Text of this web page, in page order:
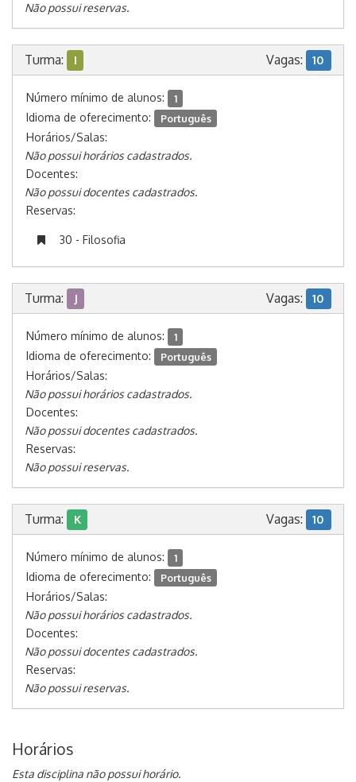
Não possui reservas.
Turma: I Vagas: 10
Número mínimo de alunos: 1
Idioma de oferecimento: Português
Horários/Salas:
Não possui horários cadastrados.
Docentes:
Não possui docentes cadastrados.
Reservas:
30 - Filosofia
Turma: J Vagas: 10
Número mínimo de alunos: 1
Idioma de oferecimento: Português
Horários/Salas:
Não possui horários cadastrados.
Docentes:
Não possui docentes cadastrados.
Reservas:
Não possui reservas.
Turma: K Vagas: 10
Número mínimo de alunos: 1
Idioma de oferecimento: Português
Horários/Salas:
Não possui horários cadastrados.
Docentes:
Não possui docentes cadastrados.
Reservas:
Não possui reservas.
Horários
Esta disciplina não possui horário.